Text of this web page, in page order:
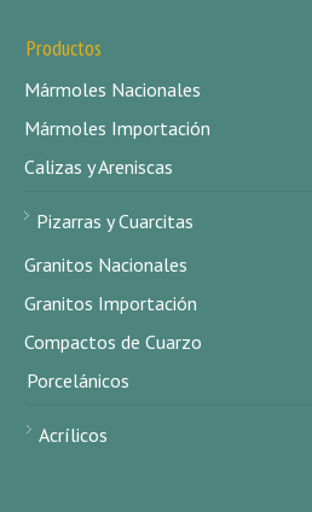
Productos
Mármoles Nacionales
Mármoles Importación
Calizas y Areniscas
Pizarras y Cuarcitas
Granitos Nacionales
Granitos Importación
Compactos de Cuarzo
Porcelánicos
Acrílicos